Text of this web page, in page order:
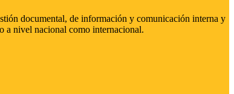
documental, de información y comunicación interna y
a nivel nacional como internacional.